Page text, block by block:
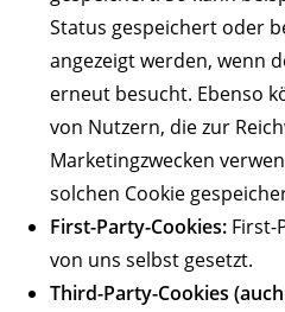
Status gespeichert oder
angezeigt werden, wenn
erneut besucht. Ebenso
von Nutzern, die zur
Marketingzwecken
solchen Cookie
First-Party-Cookies: First-
von uns selbst gesetzt.
Third-Party-Cookies